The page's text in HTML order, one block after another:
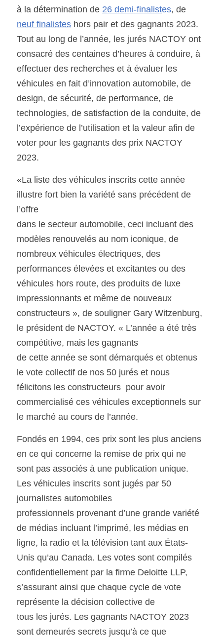
à la détermination de 26 demi-finalistes
neuf finalistes hors pair et des gagnants 2023.
Tout au long de l’année, les jurés NACTOY ont
consacré des centaines d’heures à conduire, à
effectuer des recherches et à évaluer les
véhicules en fait d’innovation automobile, de
design, de sécurité, de performance, de
technologies, de satisfaction de la conduite, de
l’expérience de l’utilisation et la valeur afin de
voter pour les gagnants des prix NACTOY
2023.
«La liste des véhicules inscrits cette année
illustre fort bien la variété sans précédent de
l’offre
dans le secteur automobile, ceci incluant des
modèles renouvelés au nom iconique, de
nombreux véhicules électriques, des
performances élevées et excitantes ou des
véhicules hors route, des produits de luxe
impressionnants et même de nouveaux
constructeurs », de souligner Gary Witzenburg,
le président de NACTOY. « L’année a été très
compétitive, mais les gagnants
de cette année se sont démarqués et obtenus
le vote collectif de nos 50 jurés et nous
félicitons les constructeurs  pour avoir
commercialisé ces véhicules exceptionnels sur
le marché au cours de l’année.
Fondés en 1994, ces prix sont les plus anciens
en ce qui concerne la remise de prix qui ne
sont pas associés à une publication unique.
Les véhicules inscrits sont jugés par 50
journalistes automobiles
professionnels provenant d’une grande variété
de médias incluant l’imprimé, les médias en
ligne, la radio et la télévision tant aux États-
Unis qu’au Canada. Les votes sont compilés
confidentiellement par la firme Deloitte LLP,
s’assurant ainsi que chaque cycle de vote
représente la décision collective de
tous les jurés. Les gagnants NACTOY 2023
sont demeurés secrets jusqu’à ce que